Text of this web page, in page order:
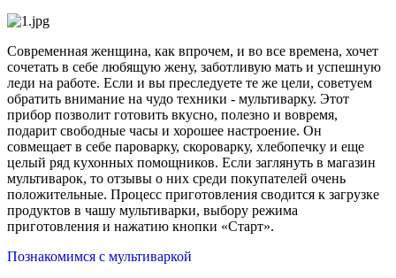
Современная женщина, как впрочем, и во все времена, хочет
сочетать в себе любящую жену, заботливую мать и успешную
леди на работе. Если и вы преследуете те же цели, советуем
обратить внимание на чудо техники - мультиварку. Этот
прибор позволит готовить вкусно, полезно и вовремя,
подарит свободные часы и хорошее настроение. Он
совмещает в себе пароварку, скороварку, хлебопечку и еще
целый ряд кухонных помощников. Если заглянуть в магазин
мультиварок, то отзывы о них среди покупателей очень
положительные. Процесс приготовления сводится к загрузке
продуктов в чашу мультиварки, выбору режима
приготовления и нажатию кнопки «Старт».
Познакомимся с мультиваркой